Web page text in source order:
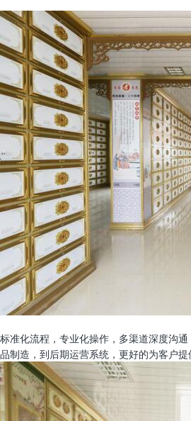
标准化流程，专业化操作，多渠道深度沟
品制造，到后期运营系统，更好的为客户提